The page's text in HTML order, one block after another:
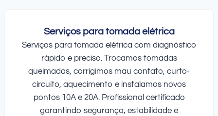
Serviços para tomada elétrica
Serviços para tomada elétrica com diagnóstico
rápido e preciso. Trocamos tomadas
queimadas, corrigimos mau contato, curto-
circuito, aquecimento e instalamos novos
pontos 10A e 20A. Profissional certificado
garantindo segurança, estabilidade e